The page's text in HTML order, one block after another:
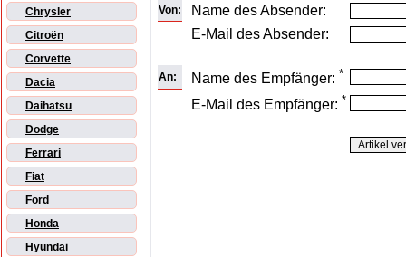
Chrysler
Citroën
Corvette
Dacia
Daihatsu
Dodge
Ferrari
Fiat
Ford
Honda
Hyundai
Von:
Name des Absender:
E-Mail des Absender:
An: Name des Empfänger: *
E-Mail des Empfänger: *